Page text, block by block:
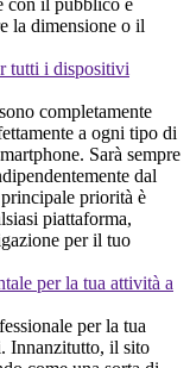
con il pubblico e
la dimensione o il
tutti i dispositivi
completamente
a ogni tipo di
Sarà sempre
dal
priorità è
piattaforma,
per il tuo
per la tua attività a
per la tua
Innanzitutto, il sito